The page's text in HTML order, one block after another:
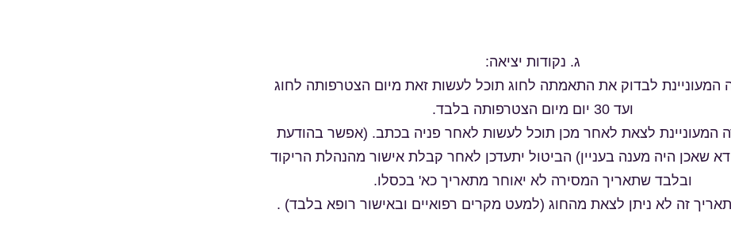
ג. נקודות יציאה:
המעוניינת לבדוק את התאמתה לחוג תוכל לעשות זאת מיום הצטרפותה לחוג
ועד 30 יום מיום הצטרפותה בלבד.
המעוניינת לצאת לאחר מכן תוכל לעשות לאחר פניה בכתב. (אפשר בהודעת
שאכן היה מענה בעניין) הביטול יתעדכן לאחר קבלת אישור מהנהלת הריקוד
ובלבד שתאריך המסירה לא יאוחר מתאריך כא' בכסלו.